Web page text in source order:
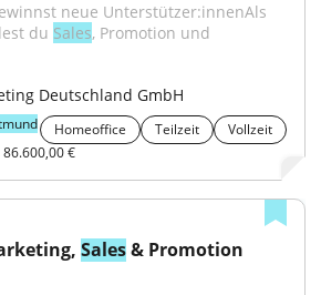
neue Unterstützer:innenAls
du Sales, Promotion und
Deutschland GmbH
Homeoffice Teilzeit
Vollzeit
€
Sales & Promotion